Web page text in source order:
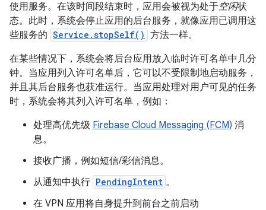
使用服务。在该时间段结束时，应用会被视为处于空闲状
态。此时，系统会停止应用的后台服务，就像应用已调用这
些服务的 Service.stopSelf() 方法一样。
在某些情况下，系统会将后台应用放入临时许可名单中几分
钟。当应用列入许可名单后，它可以不受限制地启动服务，
并且其后台服务也获准运行。当应用处理对用户可见的任务
时，系统会将其列入许可名单，例如：
处理高优先级 Firebase Cloud Messaging (FCM) 消
息。
接收广播，例如短信/彩信消息。
从通知中执行 PendingIntent 。
在 VPN 应用将自身提升到前台之前启动